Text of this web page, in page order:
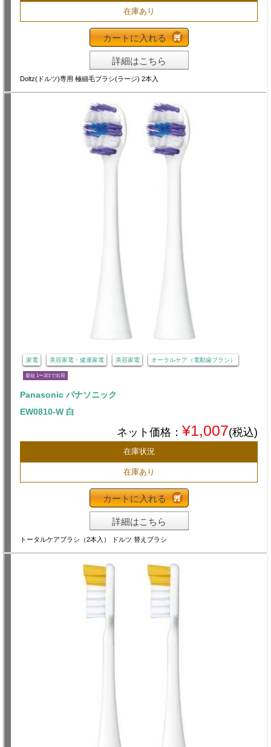
在庫あり
カートに入れる
詳細はこちら
Doltz(ドルツ)専用 極細毛ブラシ(ラージ) 2本入
家電 美容家電・健康家電 美容家電 オーラルケア（電動歯ブラシ）
最短 1〜3日で出荷
Panasonic パナソニック
EW0810-W 白
ネット価格： ¥1,007(税込)
在庫状況
在庫あり
カートに入れる
詳細はこちら
トータルケアブラシ（2本入） ドルツ 替えブラシ